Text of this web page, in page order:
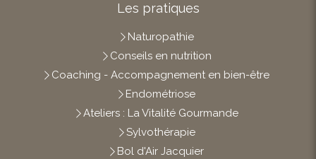
Les pratiques
Naturopathie
Conseils en nutrition
Coaching - Accompagnement en bien-être
Endométriose
Ateliers : La Vitalité Gourmande
Sylvothérapie
Bol d'Air Jacquier